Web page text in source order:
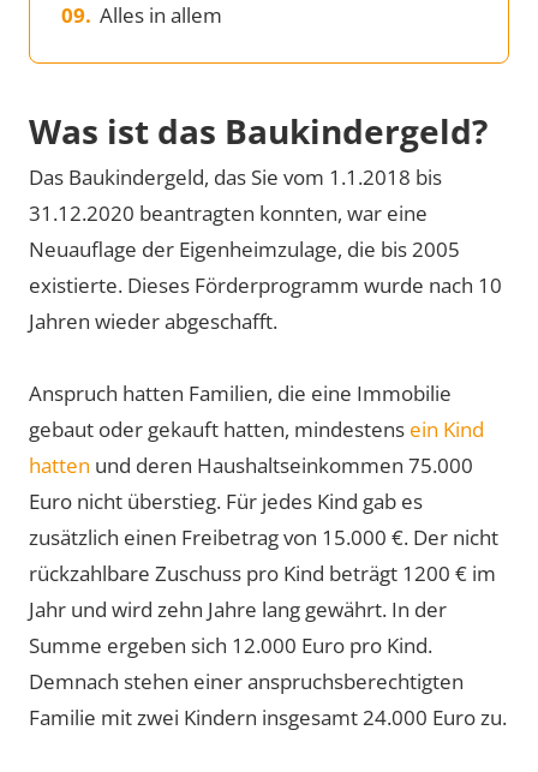
Alles in allem
Was ist das Baukindergeld?
Das Baukindergeld, das Sie vom 1.1.2018 bis
31.12.2020 beantragten konnten, war eine
Neuauflage der Eigenheimzulage, die bis 2005
existierte. Dieses Förderprogramm wurde nach 10
Jahren wieder abgeschafft.
Anspruch hatten Familien, die eine Immobilie
gebaut oder gekauft hatten, mindestens ein Kind
hatten und deren Haushaltseinkommen 75.000
Euro nicht überstieg. Für jedes Kind gab es
zusätzlich einen Freibetrag von 15.000 €. Der nicht
rückzahlbare Zuschuss pro Kind beträgt 1200 € im
Jahr und wird zehn Jahre lang gewährt. In der
Summe ergeben sich 12.000 Euro pro Kind.
Demnach stehen einer anspruchsberechtigten
Familie mit zwei Kindern insgesamt 24.000 Euro zu.